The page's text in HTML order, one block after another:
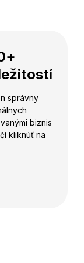
správny
biznis
kliknúť na